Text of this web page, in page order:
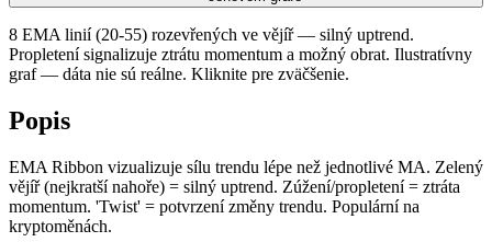
8 EMA linií (20-55) rozevřených ve vějíř — silný uptrend.
Propletení signalizuje ztrátu momentum a možný obrat. Ilustratívny
graf — dáta nie sú reálne. Kliknite pre zväčšenie.
Popis
EMA Ribbon vizualizuje sílu trendu lépe než jednotlivé MA. Zelený
vějíř (nejkratší nahoře) = silný uptrend. Zúžení/propletení = ztráta
momentum. 'Twist' = potvrzení změny trendu. Populární na
kryptoměnách.